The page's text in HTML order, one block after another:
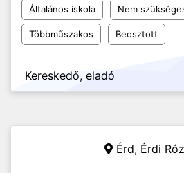
Általános iskola Nem
Többműszakos Beosztott
Kereskedő, eladó
Érd, Érdi